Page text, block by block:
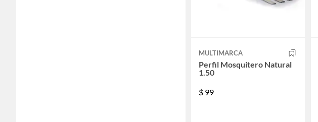
MULTIMARCA
Perfil Mosquitero Natural
1.50
$ 99